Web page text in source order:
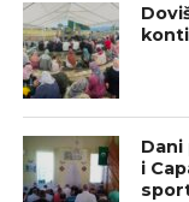
Dani
i